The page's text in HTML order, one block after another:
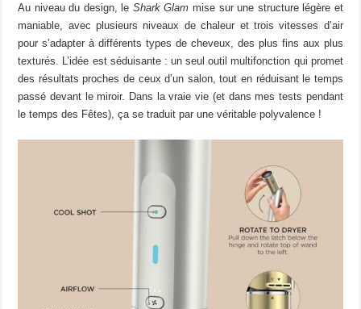
Au niveau du design, le Shark Glam mise sur une structure légère et
maniable, avec plusieurs niveaux de chaleur et trois vitesses d’air
pour s’adapter à différents types de cheveux, des plus fins aux plus
texturés.
L’idée est séduisante : un seul outil multifonction qui promet
des résultats proches de ceux d’un salon, tout en réduisant le temps
passé devant le miroir. Dans la vraie vie (et dans mes tests pendant
le temps des Fêtes), ça se traduit par une véritable polyvalence !